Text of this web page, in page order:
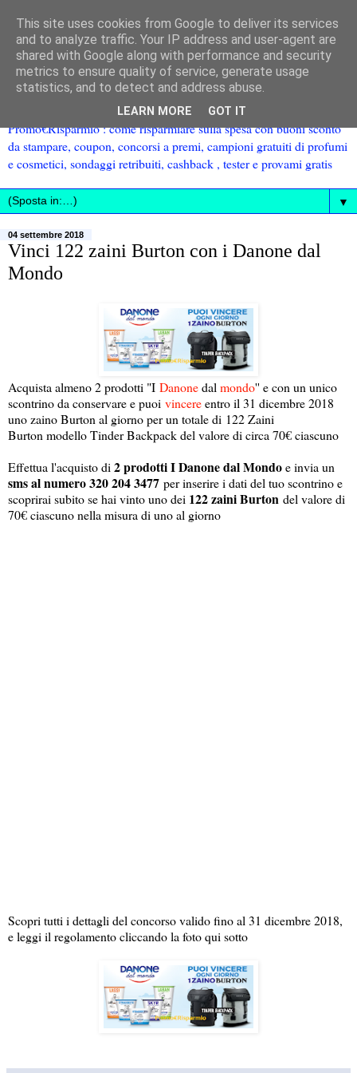
Promo€Risparmio : come risparmiare sulla spesa con buoni sconto
da stampare, coupon, concorsi a premi, campioni gratuiti di profumi
e cosmetici, sondaggi retribuiti, cashback , tester e provami gratis
▼
04 settembre 2018
Vinci 122 zaini Burton con i Danone dal
Mondo
Acquista almeno 2 prodotti "I Danonedal mondo'' e con un unico
scontrino da conservare e puoi vincereentro il 31 dicembre 2018
uno zaino Burton al giorno per un totale di 122 Zaini
Burton modello Tinder Backpack del valore di circa 70€ ciascuno
Effettua l'acquisto di 2 prodotti I Danone dal Mondoe invia un
sms al numero 320 204 3477 per inserire i dati del tuo scontrino e
scoprirai subito se hai vinto uno dei 122 zaini Burton del valore di
70€ ciascuno nella misura di uno al giorno
Scopri tutti i dettagli del concorso valido fino al 31 dicembre 2018,
e leggi il regolamento cliccando la foto qui sotto
This site uses cookies from Google to deliver its services
and to analyze traffic. Your IP address and user-agent are
shared with Google along with performance and security
metrics to ensure quality of service, generate usage
statistics, and to detect and address abuse.
LEARN MORE GOT IT